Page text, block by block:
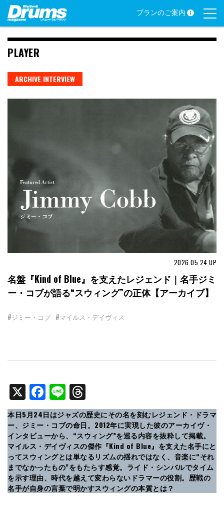
Skip
content
プランのご案内
PLAYER
ARCHIVE INTERVIEW
2026.05.24 UP
名盤『Kind of Blue』を支えたレジェンド｜名手ジミ
ー・コブが語る“スウィング”の正体【アーカイブ】
#ジミー・コブ #マイルス・デイヴィス
X Facebook
Line
本日5月24日はジャズの歴史にその名を刻むレジェンド・ドラマ
ー、ジミー・コブの命日。2012年に実現した彼のアーカイヴ・
インタビューから、“スウィング”を巡る内容を抜粋して掲載。
マイルス・デイヴィスの傑作『Kind of Blue』を支えた名手にと
ってスウィングとは単なるリズムの揺れではなく、音楽に“それ
までなかったもの”をもたらす感覚。ライド・シンバルでタイム
を示す理由、時代を越えて変わらないドラマーの役割。歴戦の
名手が自身の言葉で明かすスウィングの本質とは？